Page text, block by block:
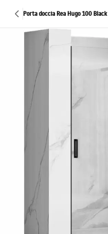
Porta doccia Rea Hugo 100 Black